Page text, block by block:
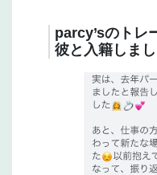
parcy’sのトレ
彼と入籍しまし